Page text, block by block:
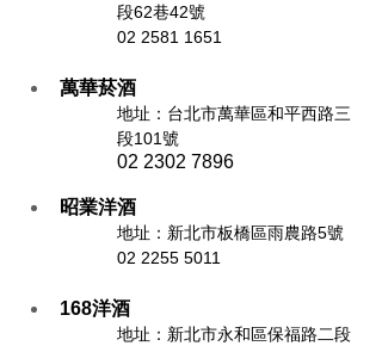
段62巷42號
02 2581 1651
萬華菸酒
地址： 台北市萬華區和平西路三
段101號
02 2302 7896
昭業洋酒
地址： 新北市板橋區雨農路5號
02 2255 5011
168洋酒
地址： 新北市永和區保福路二段